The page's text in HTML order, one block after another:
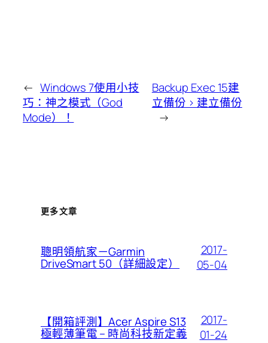
← Windows 7使用小技
巧：神之模式（God
Mode）！
Backup Exec 15建
立備份 > 建立備份
→
更多文章
聰明領航家－Garmin
DriveSmart 50（詳細設定）
2017-
05-04
【開箱評測】Acer Aspire S13
極輕薄筆電 – 時尚科技新定義
2017-
01-24